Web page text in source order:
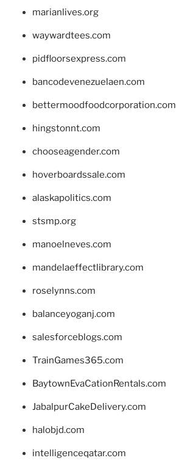
marianlives.org
waywardtees.com
pidfloorsexpress.com
bancodevenezuelaen.com
bettermoodfoodcorporation.com
hingstonnt.com
chooseagender.com
hoverboardssale.com
alaskapolitics.com
stsmp.org
manoelneves.com
mandelaeffectlibrary.com
roselynns.com
balanceyoganj.com
salesforceblogs.com
TrainGames365.com
BaytownEvaCationRentals.com
JabalpurCakeDelivery.com
halobjd.com
intelligenceqatar.com